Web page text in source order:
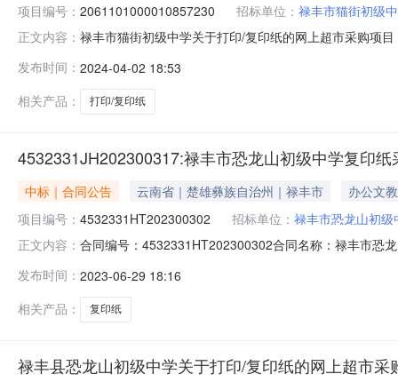
项目编号： 2061101000010857230 招标单位： 禄丰市猫街初级
正文内容： 禄丰市猫街初级中学关于打印/复印纸的网上超市采购项
采购计划信息：序号采购计划文号信息采购计划金额
发布时间： 2024-04-02 18:53
相关产品：
打印/复印纸
4532331JH202300317:禄丰市恐龙山初级中学复印纸
中标｜合同公告 云南省｜楚雄彝族自治州｜禄丰市
办公文教
项目编号： 4532331HT202300302 招标单位： 禄丰市恐龙山初级
正文内容： 合同编号：4532331HT202300302合同名称：禄丰市恐
2023-06-29代理机构：进口产品审核前公示：采购公告
发布时间： 2023-06-29 18:16
相关产品：
复印纸
禄丰县恐龙山初级中学关于打印/复印纸的网上超市采